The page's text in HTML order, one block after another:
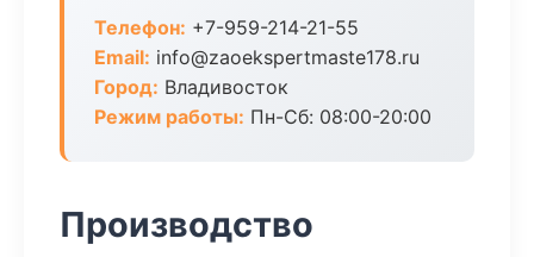
Телефон: +7-959-214-21-55
Email: info@zaoekspertmaste178.ru
Город: Владивосток
Режим работы: Пн-Сб: 08:00-20:00
Производство